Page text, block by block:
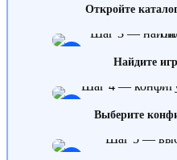
Откройте
Найдите
Выберите